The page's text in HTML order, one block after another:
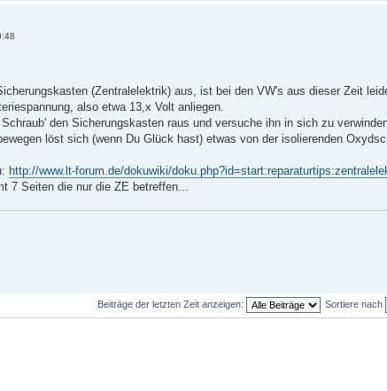
(Zentralelektrik) aus, ist bei den VW's aus dieser Zeit
also etwa 13,x Volt anliegen.
den Sicherungskasten raus und versuche ihn in sich zu
löst sich (wenn Du Glück hast) etwas von der isolierenden
http://www.lt-forum.de/dokuwiki/
7 Seiten die nur die ZE betreffen...
Beiträge der letzten Zeit anzeigen: Sortiere nach